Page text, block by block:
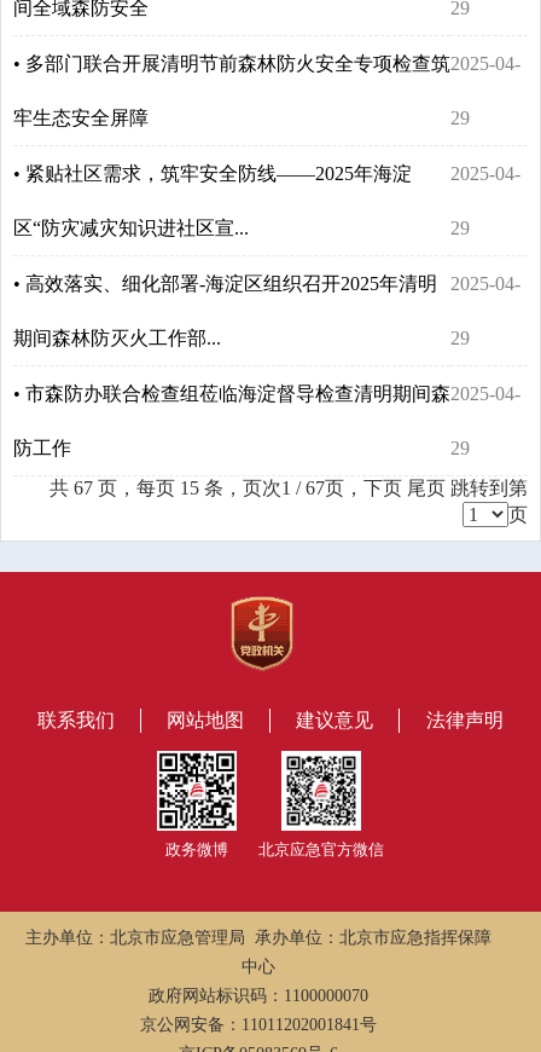
间全域森防安全 29
• 多部门联合开展清明节前森林防火安全专项检查筑
牢生态安全屏障
2025-04-
29
• 紧贴社区需求，筑牢安全防线——2025年海淀
区“防灾减灾知识进社区宣...
2025-04-
29
• 高效落实、细化部署-海淀区组织召开2025年清明
期间森林防灭火工作部...
2025-04-
29
• 市森防办联合检查组莅临海淀督导检查清明期间森
防工作
2025-04-
29
共 67 页，每页 15 条，页次1 / 67页， 下页 尾页 跳转到第
页
联系我们 网站地图 建议意见 法律声明
政务微博 北京应急官方微信
主办单位：北京市应急管理局 承办单位：北京市应急指挥保障
中心
政府网站标识码：1100000070
京公网安备：11011202001841号